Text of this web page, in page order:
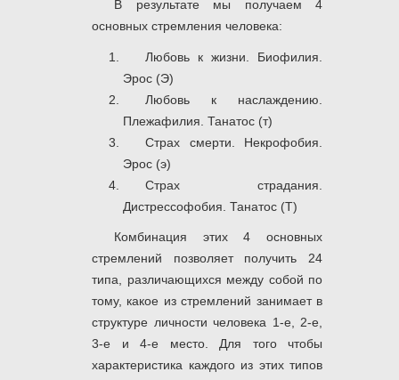
В результате мы получаем 4
основных стремления человека:
Любовь к жизни. Биофилия.
Эрос (Э)
Любовь к наслаждению.
Плежафилия. Танатос (т)
Страх смерти. Некрофобия.
Эрос (э)
Страх страдания.
Дистрессофобия. Танатос (Т)
Комбинация этих 4 основных
стремлений позволяет получить 24
типа, различающихся между собой по
тому, какое из стремлений занимает в
структуре личности человека 1-е, 2-е,
3-е и 4-е место. Для того чтобы
характеристика каждого из этих типов